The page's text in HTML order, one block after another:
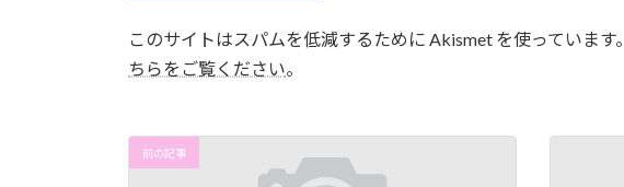
このサイトはスパムを低減するために Akismet を使っています。
ちらをご覧ください。
前の記事